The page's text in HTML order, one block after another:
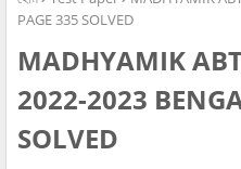
PAGE 335 SOLVED
MADHYAMIK
2022-2023
SOLVED